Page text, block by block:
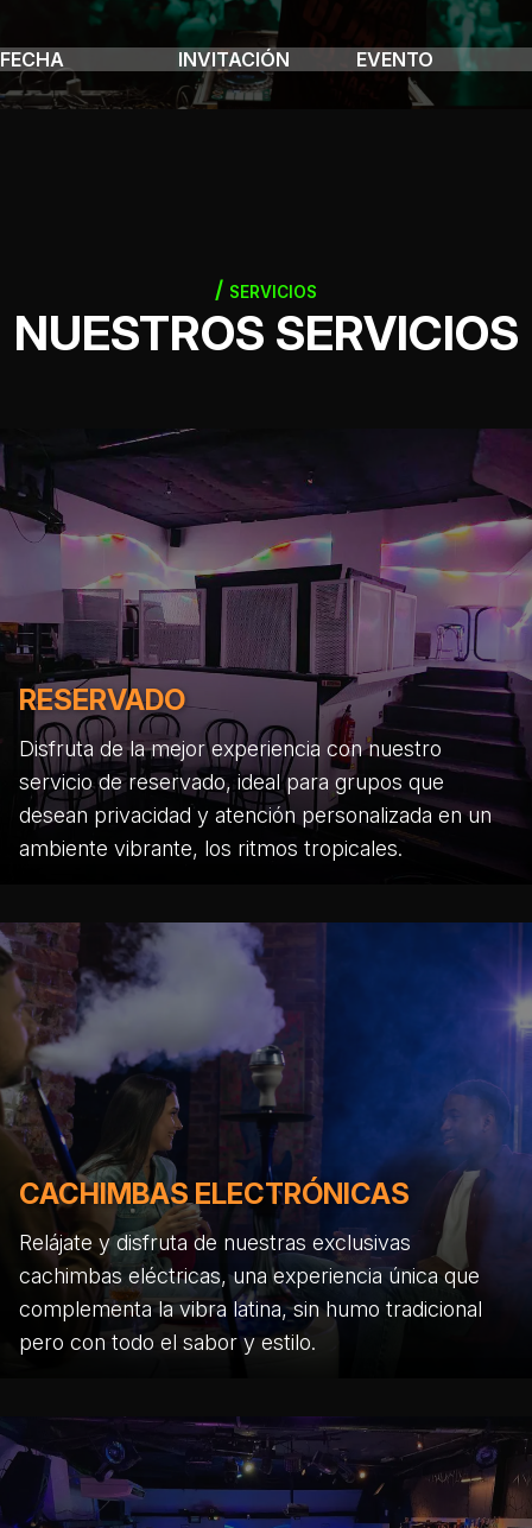
FECHA INVITACIÓN EVENTO
SERVICIOS
NUESTROS SERVICIOS
RESERVADO
Disfruta de la mejor experiencia con nuestro
servicio de reservado, ideal para grupos que
desean privacidad y atención personalizada en un
ambiente vibrante, los ritmos tropicales.
CACHIMBAS ELECTRÓNICAS
Relájate y disfruta de nuestras exclusivas
cachimbas eléctricas, una experiencia única que
complementa la vibra latina, sin humo tradicional
pero con todo el sabor y estilo.